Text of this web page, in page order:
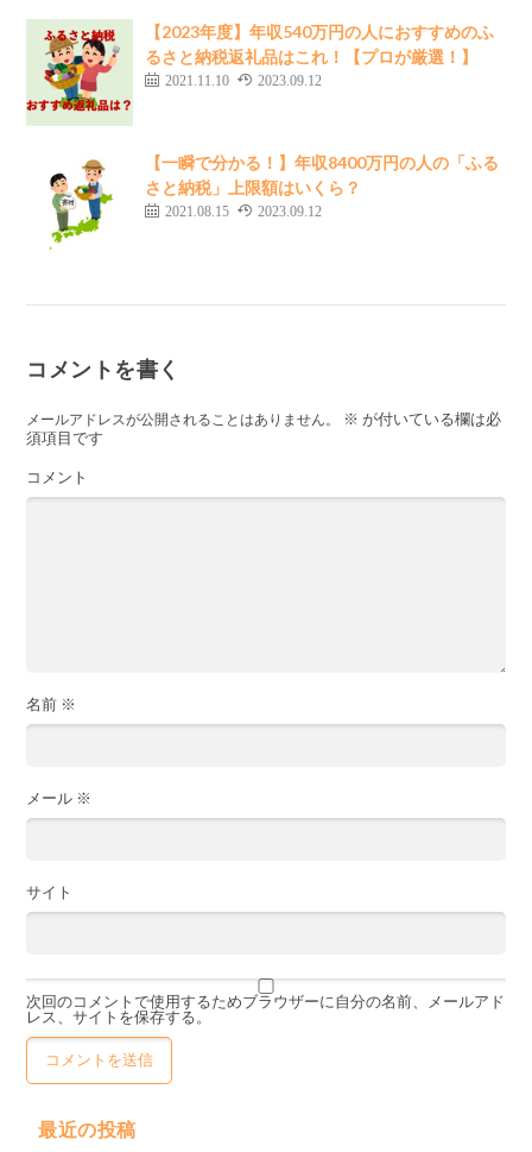
【2023年度】年収540万円の人におすすめのふ
るさと納税返礼品はこれ！【プロが厳選！】
2021.11.10 2023.09.12
【一瞬で分かる！】年収8400万円の人の「ふる
さと納税」上限額はいくら？
2021.08.15 2023.09.12
コメントを書く
メールアドレスが公開されることはありません。 ※ が付いている欄は必
須項目です
コメント
名前 ※
メール ※
サイト
次回のコメントで使用するためブラウザーに自分の名前、メールアド
レス、サイトを保存する。
最近の投稿